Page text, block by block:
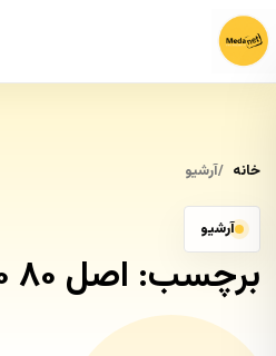
خانه آرشیو
آرشیو
برچسب: اصل ۸۰ ۲۰